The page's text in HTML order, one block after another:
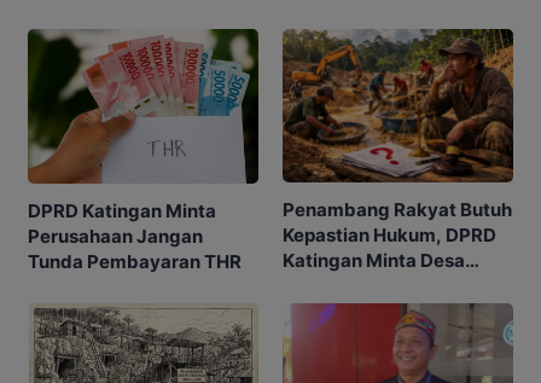
DPRD Katingan Minta
Perusahaan Jangan
Tunda Pembayaran THR
Penambang Rakyat Butuh
Kepastian Hukum, DPRD
Katingan Minta Desa